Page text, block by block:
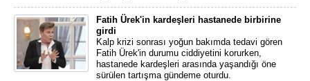
Fatih Ürek'in kardeşleri hastanede birbirine
girdi
Kalp krizi sonrası yoğun bakımda tedavi gören
Fatih Ürek'in durumu ciddiyetini korurken,
hastanede kardeşleri arasında yaşandığı öne
sürülen tartışma gündeme oturdu.